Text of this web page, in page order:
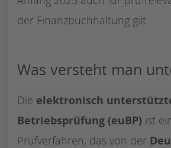
der Finanzbuchhaltung gilt.
Was versteht man
Die elektronisch
Betriebsprüfung (euBP) ist
Prüfverfahren, das von der